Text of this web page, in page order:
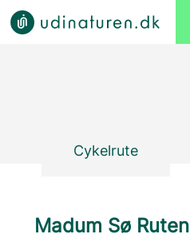
Cykelrute
Madum Sø Ruten